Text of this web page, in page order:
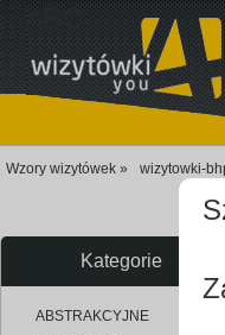
Wzory wizytówek » wizytowki-
Kategorie
ABSTRAKCYJNE
ABC